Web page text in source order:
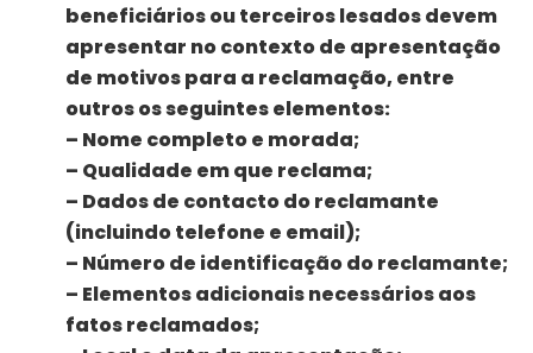
beneficiários ou terceiros lesados devem
apresentar no contexto de apresentação
de motivos para a reclamação, entre
outros os seguintes elementos:
– Nome completo e morada;
– Qualidade em que reclama;
– Dados de contacto do reclamante
(incluindo telefone e email);
– Número de identificação do reclamante;
– Elementos adicionais necessários aos
fatos reclamados;